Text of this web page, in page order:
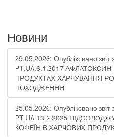
Новини
29.05.2026: Опубліковано звіт
PT.UA.6.1.2017
ПРОДУКТАХ ХАРЧУВАННЯ
ПОХОДЖЕННЯ
25.05.2026: Опубліковано звіт
PT.UA.13.2.2025
КОФЕЇН В ХАРЧОВИХ